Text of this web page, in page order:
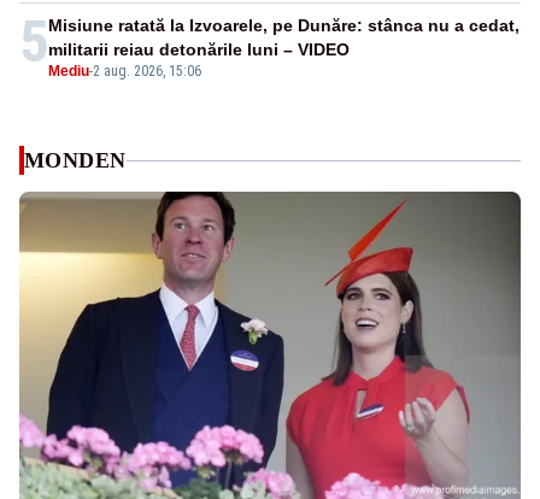
5 Mediu-2 aug. 2026, 15:06
Misiune ratată la Izvoarele, pe Dunăre: stânca nu a cedat,
militarii reiau detonările luni – VIDEO
MONDEN